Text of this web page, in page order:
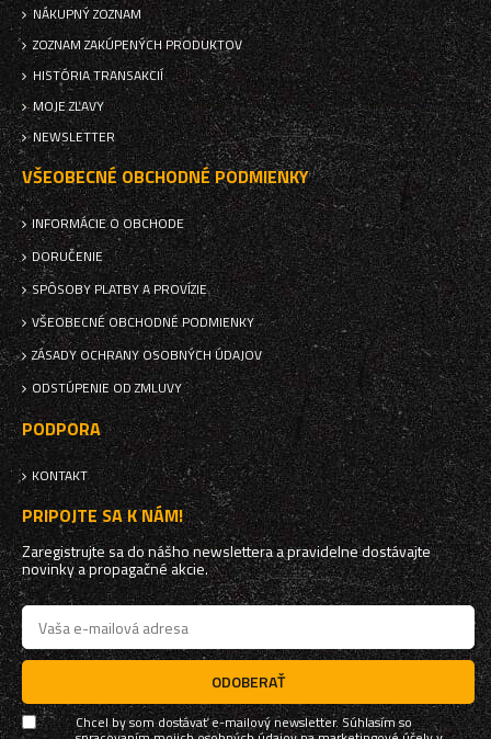
NÁKUPNÝ ZOZNAM
ZOZNAM ZAKÚPENÝCH PRODUKTOV
HISTÓRIA TRANSAKCIÍ
MOJE ZĽAVY
NEWSLETTER
VŠEOBECNÉ OBCHODNÉ PODMIENKY
INFORMÁCIE O OBCHODE
DORUČENIE
SPÔSOBY PLATBY A PROVÍZIE
VŠEOBECNÉ OBCHODNÉ PODMIENKY
ZÁSADY OCHRANY OSOBNÝCH ÚDAJOV
ODSTÚPENIE OD ZMLUVY
PODPORA
KONTAKT
PRIPOJTE SA K NÁM!
Zaregistrujte sa do nášho newslettera a pravidelne dostávajte
novinky a propagačné akcie.
ODOBERAŤ
Chcel by som dostávať e-mailový newsletter. Súhlasím so